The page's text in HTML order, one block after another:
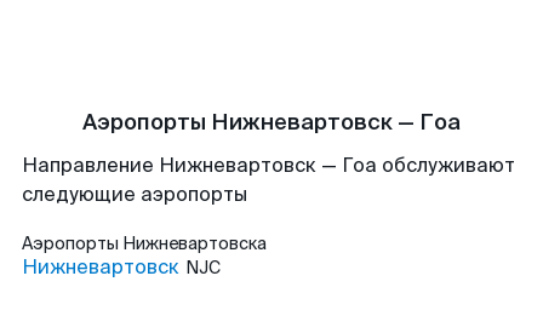
Аэропорты Нижневартовск — Гоа
Направление Нижневартовск — Гоа обслуживают
следующие аэропорты
Аэропорты Нижневартовска
Нижневартовск NJC